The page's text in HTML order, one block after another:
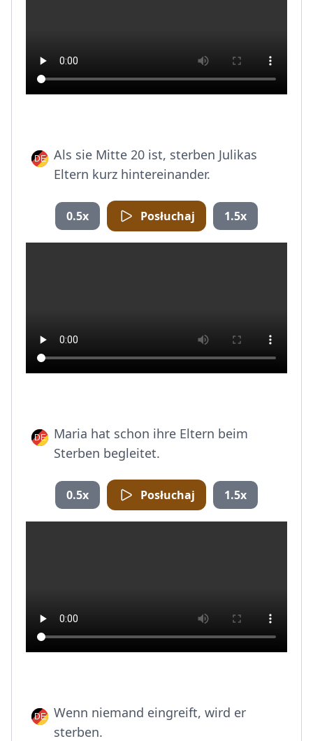
Als sie Mitte 20 ist, sterben Julikas
Eltern kurz hintereinander.
0.5x Posłuchaj 1.5x
Maria hat schon ihre Eltern beim
Sterben begleitet.
0.5x Posłuchaj 1.5x
Wenn niemand eingreift, wird er
sterben.